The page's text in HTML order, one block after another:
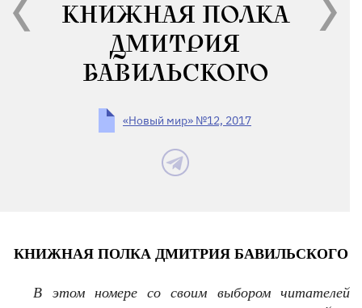
КНИЖНАЯ ПОЛКА
ДМИТРИЯ
БАВИЛЬСКОГО
«Новый мир» №12, 2017
КНИЖНАЯ ПОЛКА ДМИТРИЯ БАВИЛЬСКОГО
В этом номере со своим выбором читателей